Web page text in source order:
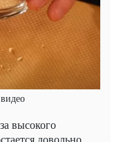
высокого
довольно